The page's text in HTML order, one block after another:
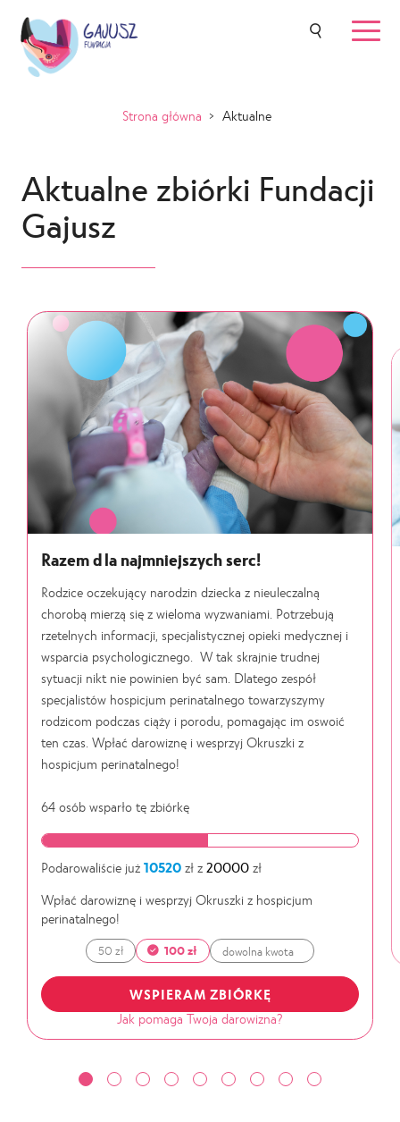
Strona główna > Aktualne
Aktualne zbiórki Fundacji
Gajusz
Razem dla najmniejszych serc!
Rodzice oczekujący narodzin dziecka z nieuleczalną
chorobą mierzą się z wieloma wyzwaniami. Potrzebują
rzetelnych informacji, specjalistycznej opieki medycznej i
wsparcia psychologicznego. W tak skrajnie trudnej
sytuacji nikt nie powinien być sam. Dlatego zespół
specjalistów hospicjum perinatalnego towarzyszymy
rodzicom podczas ciąży i porodu, pomagając im oswoić
ten czas. Wpłać darowiznę i wesprzyj Okruszki z
hospicjum perinatalnego!
Podarowaliście już 10520 zł z 20000 zł
64 osób wsparło tę zbiórkę
Wpłać darowiznę i wesprzyj Okruszki z hospicjum
perinatalnego!
50 zł 100 zł
Jak pomaga Twoja darowizna?
WSPIERAM ZBIÓRKĘ